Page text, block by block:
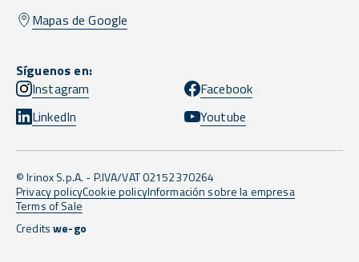
Mapas de Google
Síguenos en:
Instagram
Facebook
LinkedIn
Youtube
© Irinox S.p.A. - P.IVA/VAT 02152370264
Privacy policyCookie policyInformación sobre la empresa
Terms of Sale
Creditswe-go